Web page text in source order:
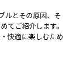
ルとその原因、そ
てご紹介します。
快適に楽しむため